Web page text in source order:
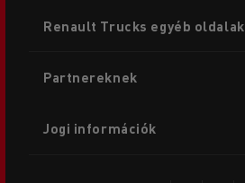
menu
Renault Trucks egyéb oldalak
Partnereknek
Jogi információk